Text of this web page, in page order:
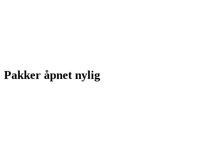
Pakker åpnet nylig